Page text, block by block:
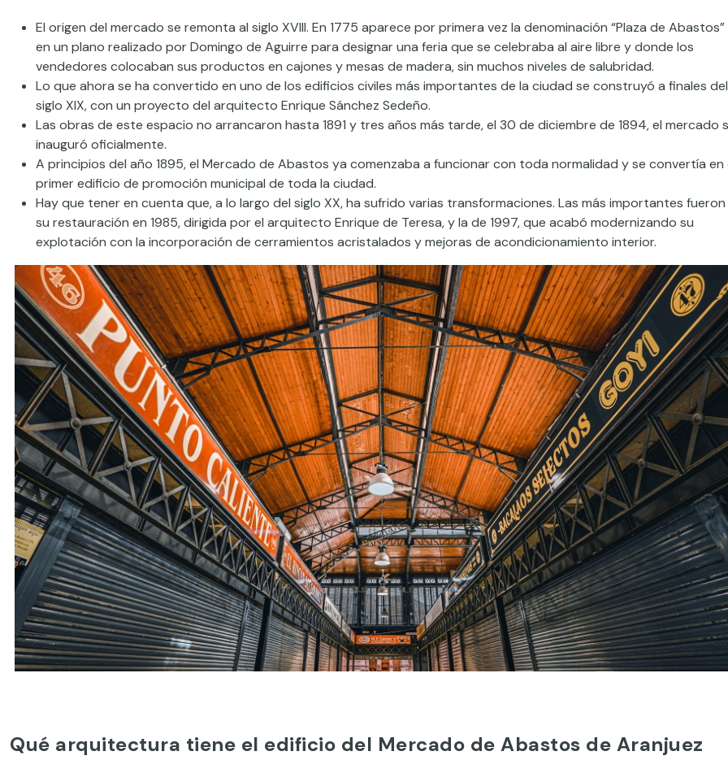
El origen del mercado se remonta al siglo XVIII. En 1775 aparece por primera vez la denominación “Plaza de Abastos”
en un plano realizado por Domingo de Aguirre para designar una feria que se celebraba al aire libre y donde los
vendedores colocaban sus productos en cajones y mesas de madera, sin muchos niveles de salubridad.
Lo que ahora se ha convertido en uno de los edificios civiles más importantes de la ciudad se construyó a finales del
siglo XIX, con un proyecto del arquitecto Enrique Sánchez Sedeño.
Las obras de este espacio no arrancaron hasta 1891 y tres años más tarde, el 30 de diciembre de 1894, el mercado
inauguró oficialmente.
A principios del año 1895, el Mercado de Abastos ya comenzaba a funcionar con toda normalidad y se convertía en
primer edificio de promoción municipal de toda la ciudad.
Hay que tener en cuenta que, a lo largo del siglo XX, ha sufrido varias transformaciones. Las más importantes fueron
su restauración en 1985, dirigida por el arquitecto Enrique de Teresa, y la de 1997, que acabó modernizando su
explotación con la incorporación de cerramientos acristalados y mejoras de acondicionamiento interior.
Qué arquitectura tiene el edificio del Mercado de Abastos de Aranjuez